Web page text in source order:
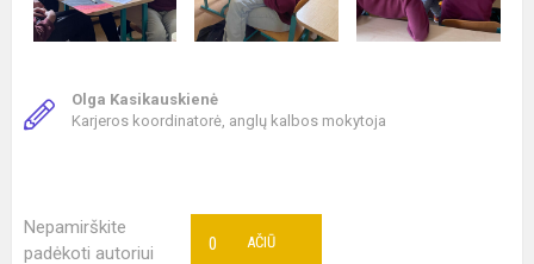
Olga Kasikauskienė
Karjeros koordinatorė, anglų kalbos mokytoja
Nepamirškite
padėkoti autoriui
AČIŪ
0